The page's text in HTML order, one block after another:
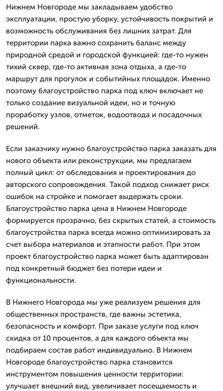
Нижнем Новгороде мы закладываем удобство
эксплуатации, простую уборку, устойчивость покрытий и
возможность обслуживания без лишних затрат. Для
территории парка важно сохранить баланс между
природной средой и городской функцией: где-то нужен
тихий сквер, где-то активная зона отдыха, а где-то
маршрут для прогулок и событийных площадок. Именно
поэтому благоустройство парка под ключ включает не
только создание визуальной идеи, но и точную
проработку узлов, отметок, водоотвода и посадочных
решений.
Если заказчику нужно благоустройство парка заказать для
нового объекта или реконструкции, мы предлагаем
полный цикл: от обследования и проектирования до
авторского сопровождения. Такой подход снижает риск
ошибок на стройке и помогает выдержать сроки.
Благоустройство парка цена в Нижнем Новгороде
формируется прозрачно, без скрытых статей, а стоимость
благоустройства парка всегда можно оптимизировать за
счет выбора материалов и этапности работ. При этом
проект благоустройство парка может быть адаптирован
под конкретный бюджет без потери идеи и
функциональности.
В Нижнего Новгорода мы уже реализуем решения для
общественных пространств, где важны эстетика,
безопасность и комфорт. При заказе услуги под ключ
скидка от 10 процентов, а для каждого объекта мы
подбираем состав работ индивидуально. В Нижнем
Новгороде благоустройство парка становится
инструментом повышения ценности территории:
улучшает внешний вид, увеличивает посещаемость и